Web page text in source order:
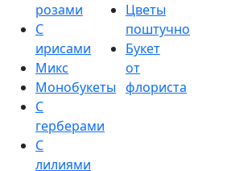
розами
С
ирисами
Микс
Монобукеты
С
герберами
С
лилиями
Цветы
поштучно
Букет
от
флориста